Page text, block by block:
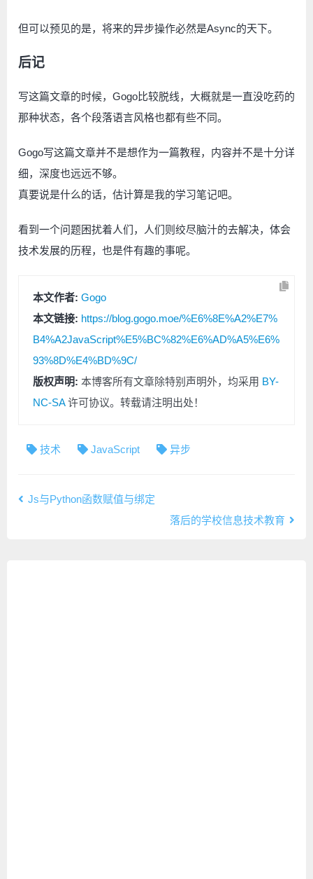
但可以预见的是，将来的异步操作必然是Async的天下。
后记
写这篇文章的时候，Gogo比较脱线，大概就是一直没吃药的
那种状态，各个段落语言风格也都有些不同。
Gogo写这篇文章并不是想作为一篇教程，内容并不是十分详
细，深度也远远不够。
真要说是什么的话，估计算是我的学习笔记吧。
看到一个问题困扰着人们，人们则绞尽脑汁的去解决，体会
技术发展的历程，也是件有趣的事呢。
本文作者: Gogo
本文链接: https://blog.gogo.moe/%E6%8E%A2%E7%
B4%A2JavaScript%E5%BC%82%E6%AD%A5%E6%
93%8D%E4%BD%9C/
版权声明: 本博客所有文章除特别声明外，均采用 BY-
NC-SA许可协议。转载请注明出处！
技术 JavaScript 异步
Js与Python函数赋值与绑定
落后的学校信息技术教育